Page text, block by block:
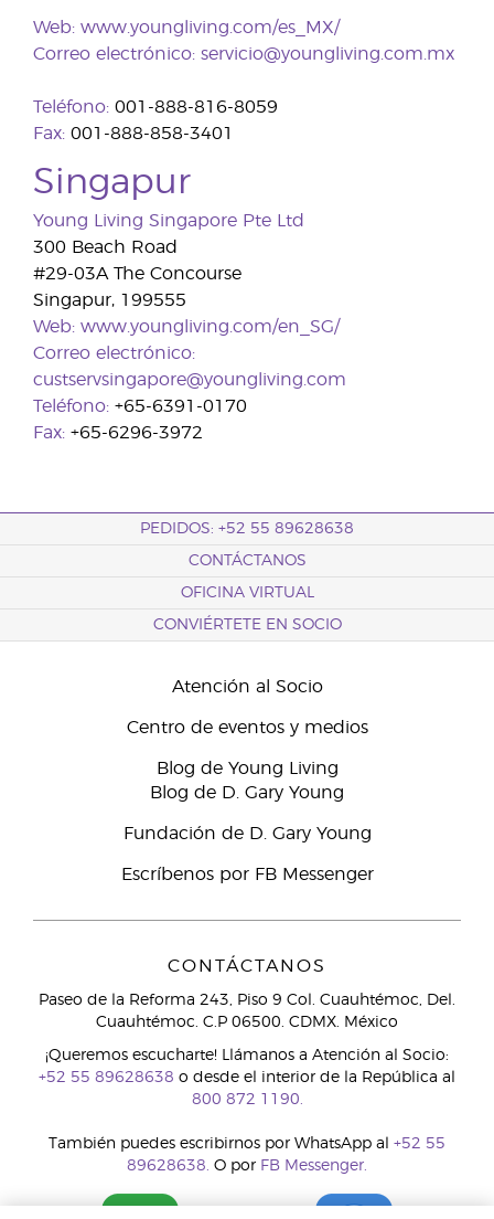
Web: www.youngliving.com/es_MX/
Correo electrónico: servicio@youngliving.com.mx
Teléfono: 001-888-816-8059
Fax: 001-888-858-3401
Singapur
Young Living Singapore Pte Ltd
300 Beach Road
#29-03A The Concourse
Singapur, 199555
Web: www.youngliving.com/en_SG/
Correo electrónico:
custservsingapore@youngliving.com
Teléfono: +65-6391-0170
Fax: +65-6296-3972
PEDIDOS: +52 55 89628638
CONTÁCTANOS
OFICINA VIRTUAL
CONVIÉRTETE EN SOCIO
Atención al Socio
Centro de eventos y medios
Blog de Young Living
Blog de D. Gary Young
Fundación de D. Gary Young
Escríbenos por FB Messenger
CONTÁCTANOS
Paseo de la Reforma 243, Piso 9 Col. Cuauhtémoc, Del.
Cuauhtémoc. C.P 06500. CDMX. México
¡Queremos escucharte! Llámanos a Atención al Socio:
+52 55 89628638 o desde el interior de la República al
800 872 1190.
También puedes escribirnos por WhatsApp al +52 55
89628638. O por FB Messenger.